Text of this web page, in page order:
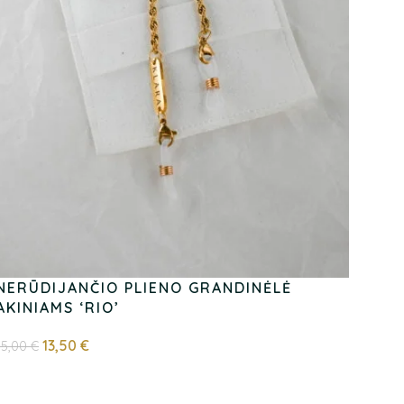
PLIENO GRANDINĖLĖ
‘RIO’
€ 13,50 €